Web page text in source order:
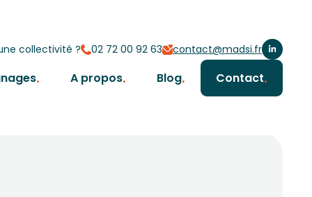
collectivité ? 02 72 00 92 63 contact@madsi.fr
A propos Blog Contact